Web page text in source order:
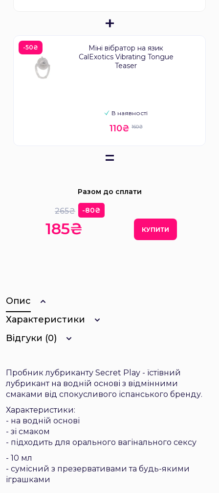
+
-50₴
Міні вібратор на язик
CalExotics Vibrating Tongue
Teaser
В наявності
160₴
110₴
=
Разом до сплати
265₴ -80₴
185₴ КУПИТИ
Опис
Характеристики
Відгуки (0)
Пробник лубриканту Secret Play - їстівний
лубрикант на водній основі з відмінними
смаками від спокусливого іспанського бренду.
Характеристики:
- на водній основі
- зі смаком
- підходить для орального вагінального сексу
- 10 мл
- сумісний з презервативами та будь-якими
іграшками